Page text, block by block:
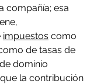
compañía; esa
impuestos como
de tasas de
dominio
la contribución